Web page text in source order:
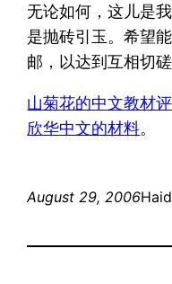
无论如何，这儿是
是抛砖引玉。希望
邮，以达到互相切
山菊花的中文教材
欣华中文的材料。
August 29, 2006